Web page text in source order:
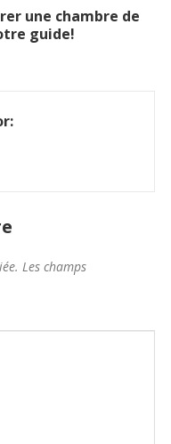
une chambre de
guide!
Les champs